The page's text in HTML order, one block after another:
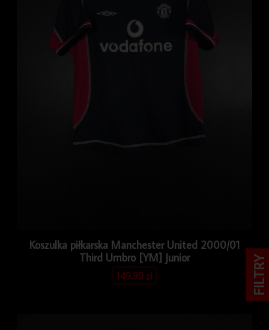
Koszulka piłkarska Manchester United 2000/01
Third Umbro [YM] Junior
149.99zł FILTRY